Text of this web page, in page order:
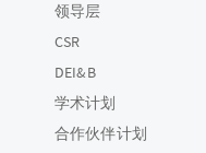
领导层
CSR
DEI&B
学术计划
合作伙伴计划